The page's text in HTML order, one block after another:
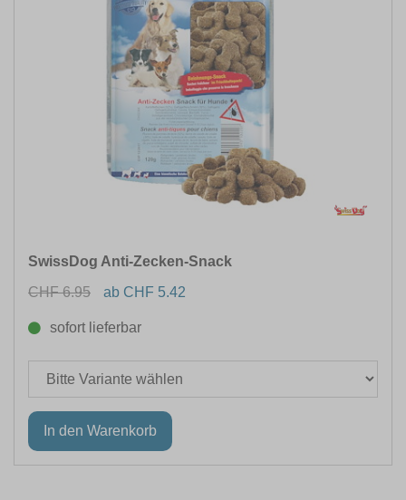
SwissDog Anti-Zecken-Snack
CHF 6.95
ab CHF 5.42
sofort lieferbar